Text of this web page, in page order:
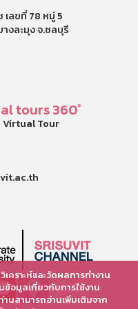
เลขที่ 78 หมู่ 5
งละมุง จ.ชลบุรี
tours 360°
Virtual Tour
คราะห์และวัดผลการทำงาน
ข้อมูลเกี่ยวกับการใช้งาน
นสามารถอ่านเพิ่มเติมจาก